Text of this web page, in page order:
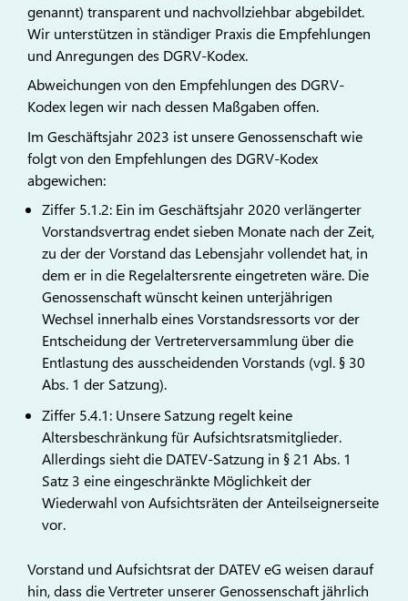
genannt) transparent und nachvollziehbar abgebildet.
Wir unterstützen in ständiger Praxis die Empfehlungen
und Anregungen des DGRV-Kodex.
Abweichungen von den Empfehlungen des DGRV-
Kodex legen wir nach dessen Maßgaben offen.
Im Geschäftsjahr 2023 ist unsere Genossenschaft wie
folgt von den Empfehlungen des DGRV-Kodex
abgewichen:
Ziffer 5.1.2: Ein im Geschäftsjahr 2020 verlängerter
Vorstandsvertrag endet sieben Monate nach der Zeit,
zu der der Vorstand das Lebensjahr vollendet hat, in
dem er in die Regelaltersrente eingetreten wäre. Die
Genossenschaft wünscht keinen unterjährigen
Wechsel innerhalb eines Vorstandsressorts vor der
Entscheidung der Vertreterversammlung über die
Entlastung des ausscheidenden Vorstands (vgl. § 30
Abs. 1 der Satzung).
Ziffer 5.4.1: Unsere Satzung regelt keine
Altersbeschränkung für Aufsichtsratsmitglieder.
Allerdings sieht die DATEV-Satzung in § 21 Abs. 1
Satz 3 eine eingeschränkte Möglichkeit der
Wiederwahl von Aufsichtsräten der Anteilseignerseite
vor.
Vorstand und Aufsichtsrat der DATEV eG weisen darauf
hin, dass die Vertreter unserer Genossenschaft jährlich